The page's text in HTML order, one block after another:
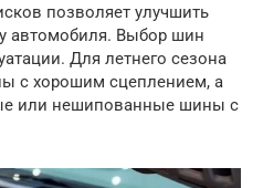
позволяет улучшить
автомобиля. Выбор шин
Для летнего сезона
с хорошим сцеплением, а
или нешипованные шины с